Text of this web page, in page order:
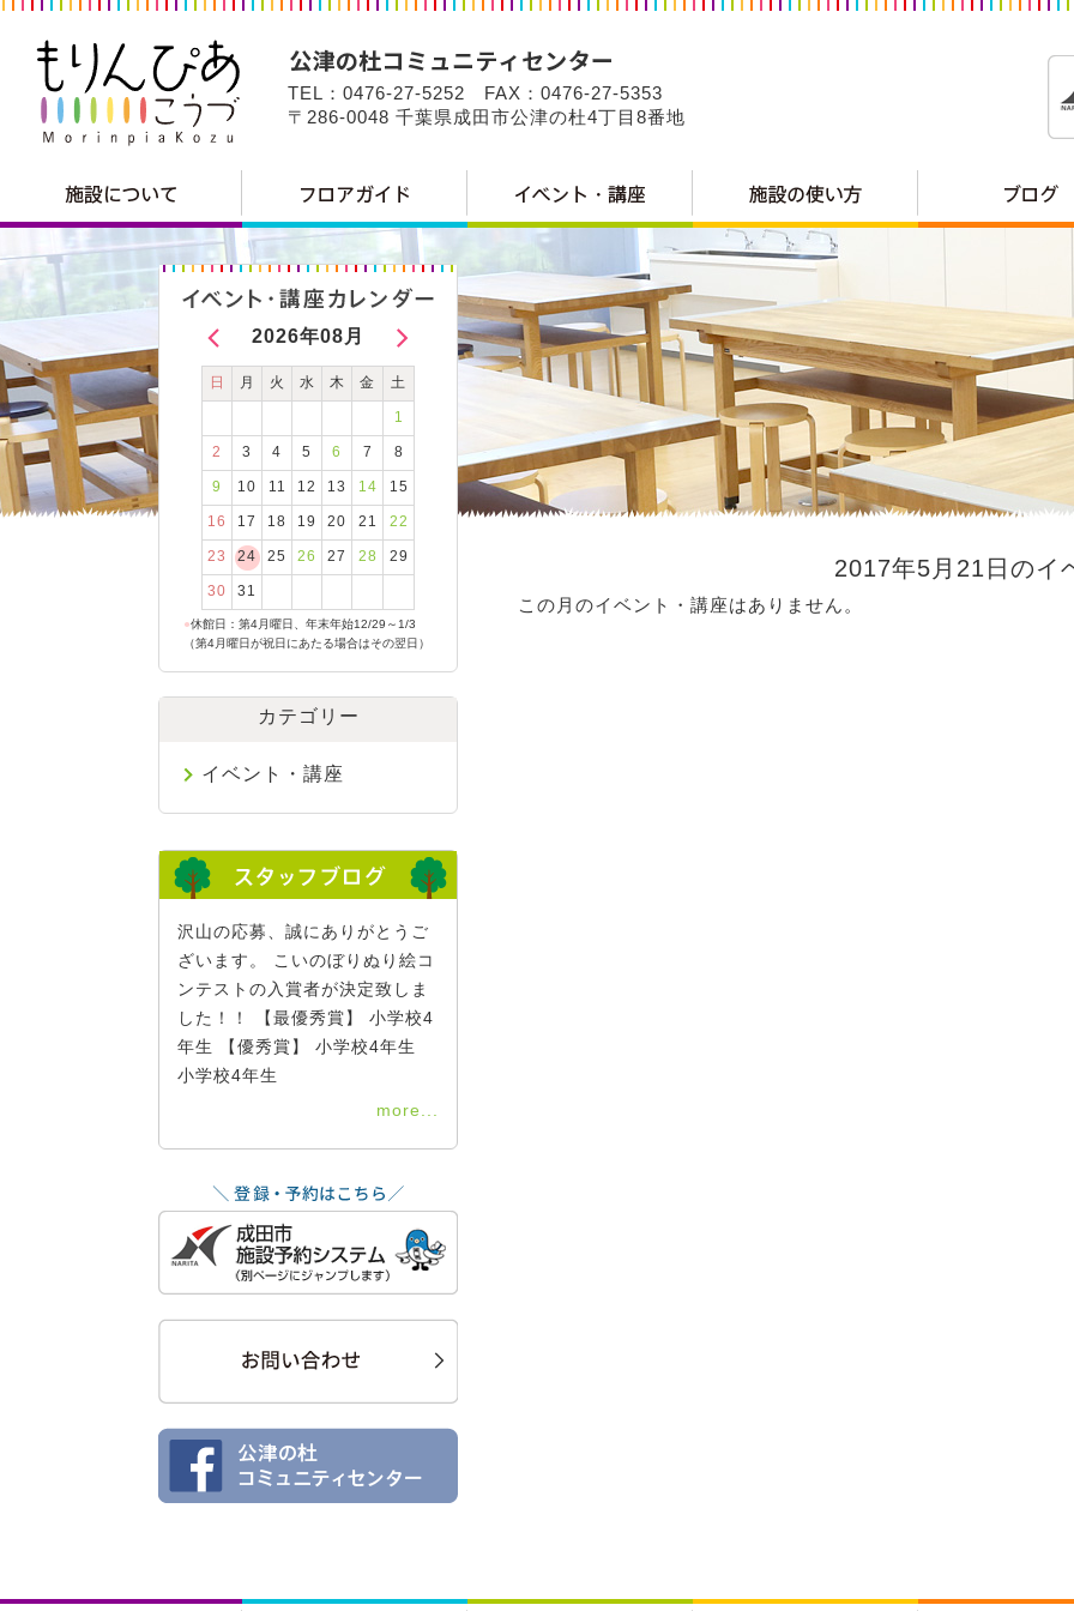
TEL：0476-27-5252 FAX：0476-27-5353
〒286-0048 千葉県成田市公津の杜4丁目8番地
2017年5月21日のイ
この月のイベント・講座はありません。
2026年08月
日 月 火 水 木 金 土
1
2 3 4 5 6 7 8
9 10 11 12 13 14 15
16 17 18 19 20 21 22
23 24 25 26 27 28 29
30 31
●休館日：第4月曜日、年末年始12/29～1/3
（第4月曜日が祝日にあたる場合はその翌日）
カテゴリー
イベント・講座
沢山の応募、誠にありがとうご
ざいます。 こいのぼりぬり絵コ
ンテストの入賞者が決定致しま
した！！ 【最優秀賞】 小学校4
年生 【優秀賞】 小学校4年生
小学校4年生
more...